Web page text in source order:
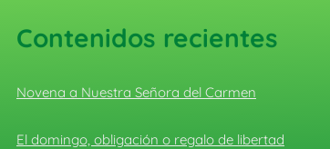
Contenidos recientes
Novena a Nuestra Señora del Carmen
El domingo, obligación o regalo de libertad